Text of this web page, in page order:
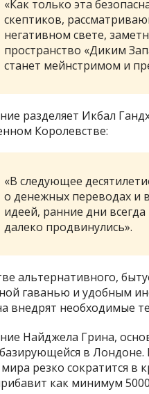
«Как только эта
скептиков,
негативном свете,
пространство «Диким
станет мейнстримом и
разделяет Икбал
Королевстве:
«В следующее
о денежных переводах и
идеей, ранние дни
далеко продвинулись».
альтернативного,
гаванью и удобным
внедрят необходимые
Найджела Грина,
в Лондоне.
резко сократится в
как минимум